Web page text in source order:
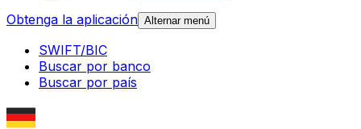
Obtenga la aplicación Alternar menú
SWIFT/BIC
Buscar por banco
Buscar por país